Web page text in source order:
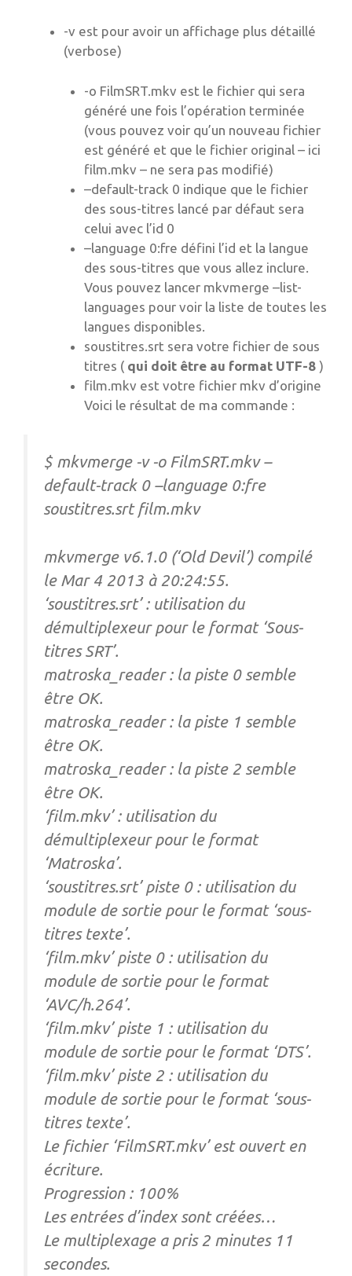
-v est pour avoir un affichage plus détaillé
(verbose)
-o FilmSRT.mkv est le fichier qui sera
généré une fois l’opération terminée
(vous pouvez voir qu’un nouveau fichier
est généré et que le fichier original – ici
film.mkv – ne sera pas modifié)
–default-track 0 indique que le fichier
des sous-titres lancé par défaut sera
celui avec l’id 0
–language 0:fre défini l’id et la langue
des sous-titres que vous allez inclure.
Vous pouvez lancer mkvmerge –list-
languages pour voir la liste de toutes les
langues disponibles.
soustitres.srt sera votre fichier de sous
titres ( qui doit être au format UTF-8 )
film.mkv est votre fichier mkv d’origine
Voici le résultat de ma commande :
$ mkvmerge -v -o FilmSRT.mkv –
default-track 0 –language 0:fre
soustitres.srt film.mkv
mkvmerge v6.1.0 (‘Old Devil’) compilé
le Mar 4 2013 à 20:24:55.
‘soustitres.srt’ : utilisation du
démultiplexeur pour le format ‘Sous-
titres SRT’.
matroska_reader : la piste 0 semble
être OK.
matroska_reader : la piste 1 semble
être OK.
matroska_reader : la piste 2 semble
être OK.
‘film.mkv’ : utilisation du
démultiplexeur pour le format
‘Matroska’.
‘soustitres.srt’ piste 0 : utilisation du
module de sortie pour le format ‘sous-
titres texte’.
‘film.mkv’ piste 0 : utilisation du
module de sortie pour le format
‘AVC/h.264’.
‘film.mkv’ piste 1 : utilisation du
module de sortie pour le format ‘DTS’.
‘film.mkv’ piste 2 : utilisation du
module de sortie pour le format ‘sous-
titres texte’.
Le fichier ‘FilmSRT.mkv’ est ouvert en
écriture.
Progression : 100%
Les entrées d’index sont créées…
Le multiplexage a pris 2 minutes 11
secondes.